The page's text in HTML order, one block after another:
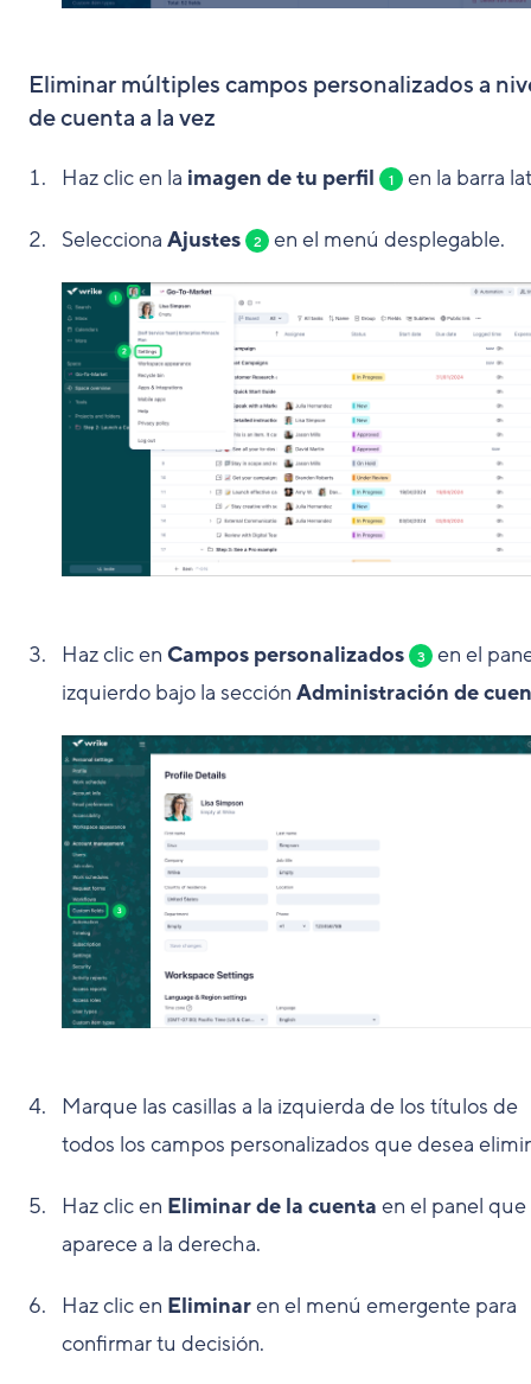
Eliminar múltiples campos personalizados a
de cuenta a la vez
Haz clic en la imagen de tu perfil 1 en la barra
Selecciona Ajustes 2 en el menú desplegable.
Haz clic en Campos personalizados 3
en el
izquierdo bajo la sección Administración de
Marque las casillas a la izquierda de los títulos de
todos los campos personalizados que desea
Haz clic en Eliminar de la cuenta en el panel que
aparece a la derecha.
Haz clic en Eliminaren el menú emergente para
confirmar tu decisión.